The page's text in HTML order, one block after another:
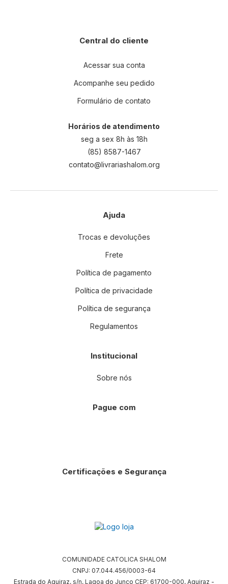
Central do cliente
Acessar sua conta
Acompanhe seu pedido
Formulário de contato
Horários de atendimento
seg a sex 8h às 18h
(85) 8587-1467
contato@livrariashalom.org
Ajuda
Trocas e devoluções
Frete
Política de pagamento
Política de privacidade
Política de segurança
Regulamentos
Institucional
Sobre nós
Pague com
Certificações e Segurança
COMUNIDADE CATOLICA SHALOM
CNPJ: 07.044.456/0003-64
Estrada do Aquiraz, s/n, Lagoa do Junco CEP: 61700-000, Aquiraz -